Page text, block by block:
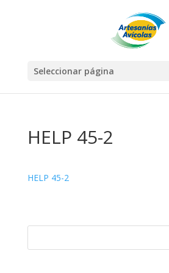
Seleccionar página
HELP 45-2
HELP 45-2